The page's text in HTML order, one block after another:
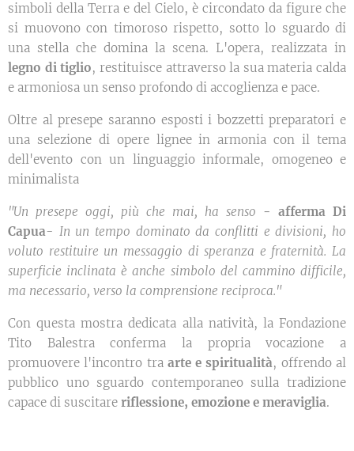
simboli della Terra e del Cielo, è circondato da figure che
si muovono con timoroso rispetto, sotto lo sguardo di
una stella che domina la scena. L'opera, realizzata in
legno di tiglio, restituisce attraverso la sua materia calda
e armoniosa un senso profondo di accoglienza e pace.
Oltre al presepe saranno esposti i bozzetti preparatori e
una selezione di opere lignee in armonia con il tema
dell'evento con un linguaggio informale, omogeneo e
minimalista
"Un presepe oggi, più che mai, ha senso - afferma Di
Capua- In un tempo dominato da conflitti e divisioni, ho
voluto restituire un messaggio di speranza e fraternità. La
superficie inclinata è anche simbolo del cammino difficile,
ma necessario, verso la comprensione reciproca."
Con questa mostra dedicata alla natività, la Fondazione
Tito Balestra conferma la propria vocazione a
promuovere l'incontro tra arte e spiritualità, offrendo al
pubblico uno sguardo contemporaneo sulla tradizione
capace di suscitare riflessione, emozione e meraviglia.